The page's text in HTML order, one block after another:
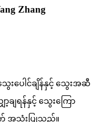
Zhang
ေးပေါင်ချိန်နှင့် သွေးအဆီ
ျရန်နှင့် သွေးကြော
အသုံးပြုသည်။